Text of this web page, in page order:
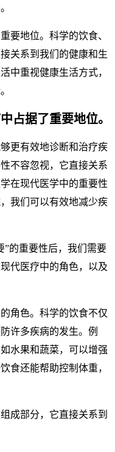
要地位。科学的饮食、
关系到我们的健康和生
中重视健康生活方式，
占据了重要地位。
更有效地诊断和治疗疾
不容忽视，它直接关系
在现代医学中的重要性
我们可以有效地减少疾
”的重要性后，我们需要
代医疗中的角色，以及
角色。科学的饮食不仅
许多疾病的发生。例
水果和蔬菜，可以增强
食还能帮助控制体重，
成部分，它直接关系到